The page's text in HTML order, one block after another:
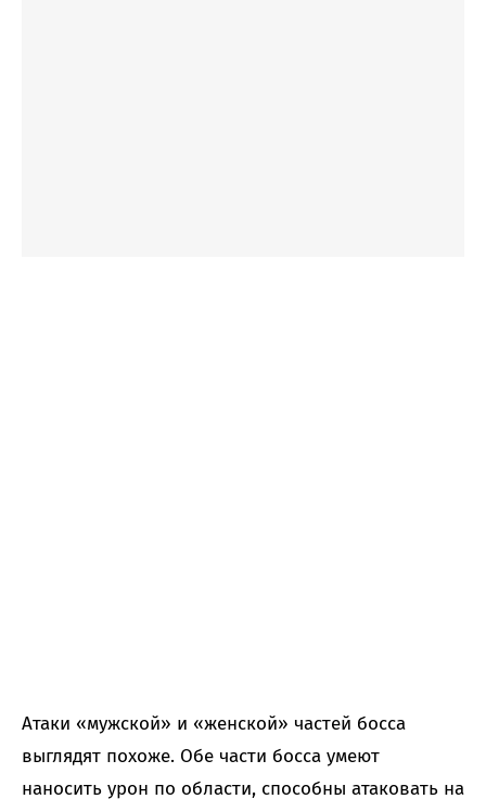
Атаки «мужской» и «женской» частей босса
выглядят похоже. Обе части босса умеют
наносить урон по области, способны атаковать на